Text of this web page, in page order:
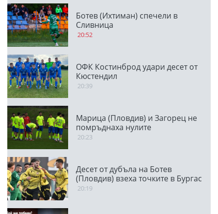
Ботев (Ихтиман) спечели в
Сливница
20:52
ОФК Костинброд удари десет от
Кюстендил
20:39
Марица (Пловдив) и Загорец не
помръднаха нулите
20:23
Десет от дубъла на Ботев
(Пловдив) взеха точките в Бургас
20:19